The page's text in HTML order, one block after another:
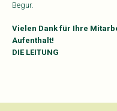
Begur.
Vielen Dank für Ihre
Aufenthalt!
DIE LEITUNG